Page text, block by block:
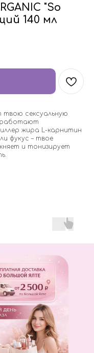
"So
140 мл
сексуальную
работают
жира L-карнитин
фукус – твое
и тонизирует